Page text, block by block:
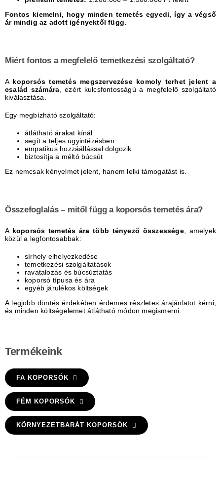
Fontos kiemelni, hogy minden temetés egyedi, így a végső
ár mindig az adott igényektől függ.
Miért fontos a megfelelő temetkezési szolgáltató?
A koporsós temetés megszervezése komoly terhet jelent a
család számára , ezért kulcsfontosságú a megfelelő szolgáltató
kiválasztása.
Egy megbízható szolgáltató:
átlátható árakat kínál
segít a teljes ügyintézésben
empatikus hozzáállással dolgozik
biztosítja a méltó búcsút
Ez nemcsak kényelmet jelent, hanem lelki támogatást is.
Összefoglalás – mitől függ a koporsós temetés ára?
A koporsós temetés ára több tényező összessége, amelyek
közül a legfontosabbak:
sírhely elhelyezkedése
temetkezési szolgáltatások
ravatalozás és búcsúztatás
koporsó típusa és ára
egyéb járulékos költségek
A legjobb döntés érdekében érdemes részletes árajánlatot kérni,
és minden költségelemet átlátható módon megismerni.
Termékeink
FA KOPORSÓK
FÉM KOPORSÓK
KÖRNYEZETBARÁT KOPORSÓK